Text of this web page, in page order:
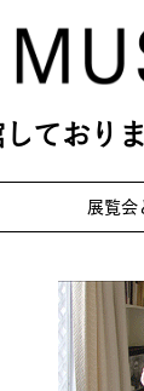
ており
展覧会